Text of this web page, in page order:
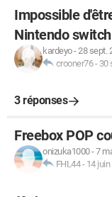
Impossible
Nintendo switch
kardeyo-28 sept.
crooner76- 30
3 réponses
Freebox POP
onizuka1000-7
FHL44- 14